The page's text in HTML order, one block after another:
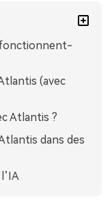
(avec
Atlantis ?
dans des